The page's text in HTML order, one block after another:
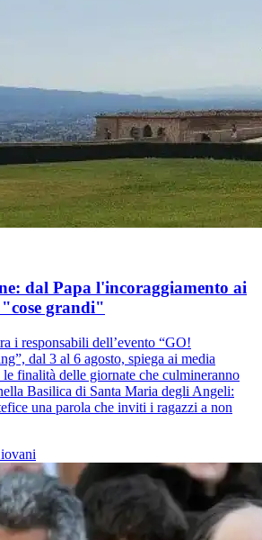
dal Papa l'incoraggiamento ai
grandi"
i responsabili dell’evento “GO!
dal 3 al 6 agosto, spiega ai media
finalità delle giornate che culmineranno
Basilica di Santa Maria degli Angeli:
una parola che inviti i ragazzi a non